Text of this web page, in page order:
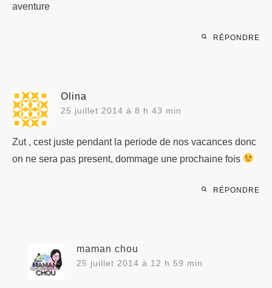
aventure
RÉPONDRE
Olina
25 juillet 2014 à 8 h 43 min
Zut , cest juste pendant la periode de nos vacances donc
on ne sera pas present, dommage une prochaine fois
RÉPONDRE
maman chou
25 juillet 2014 à 12 h 59 min